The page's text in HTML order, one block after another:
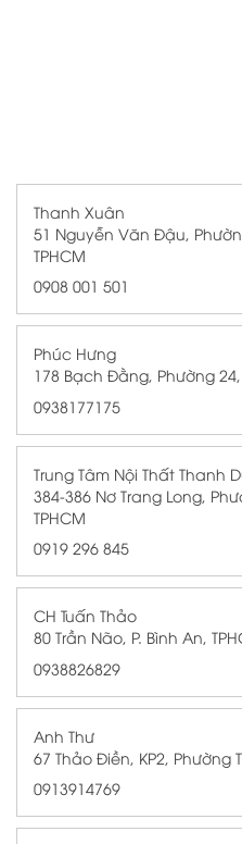
Thanh Xuân
51 Nguyễn Văn Đậu,
TPHCM
0908 001 501
Phúc Hưng
178 Bạch Đằng, Phường
0938177175
Trung Tâm Nội Thất Thanh
384-386 Nơ Trang Long,
TPHCM
0919 296 845
CH Tuấn Thảo
80 Trần Não, P. Bình An,
0938826829
Anh Thư
67 Thảo Điền, KP2, Phường
0913914769